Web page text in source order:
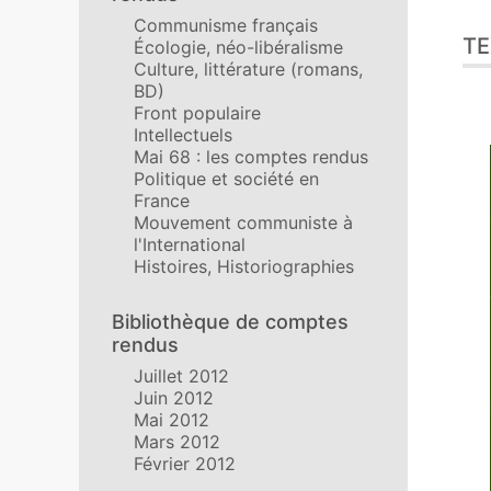
Communisme français
Écologie, néo-libéralisme
Culture, littérature (romans,
BD)
Front populaire
Intellectuels
Mai 68 : les comptes rendus
Politique et société en
France
Mouvement communiste à
l'International
Histoires, Historiographies
Bibliothèque de comptes
rendus
Juillet 2012
Juin 2012
Mai 2012
Mars 2012
Février 2012